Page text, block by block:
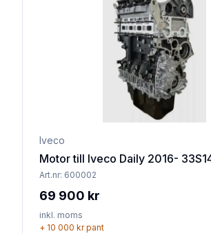
Iveco
Motor till Iveco Daily 2016-
Art.nr: 600002
69 900 kr
inkl. moms
+ 10 000 krpant